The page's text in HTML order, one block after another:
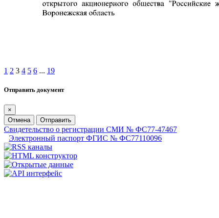
1 2 3 4 5 6 ... 19
Отправить документ
×
Отмена
Отправить
Свидетельство о регистрации СМИ № ФС77-47467
Электронный паспорт ФГИС № ФС77110096